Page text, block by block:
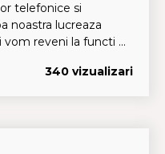
telefonice si
noastra lucreaza
reveni la functi ...
340 vizualizari